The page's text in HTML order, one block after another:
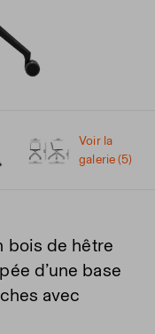
Voir la
galerie (5)
bois de hêtre
d’une base
avec